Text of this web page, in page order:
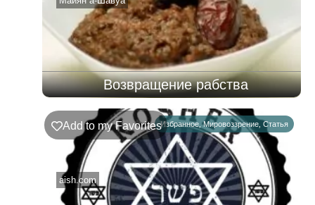
Возвращение рабства
Избранное,Мировоззрение, Статья
aish.com
Add to my Favorites